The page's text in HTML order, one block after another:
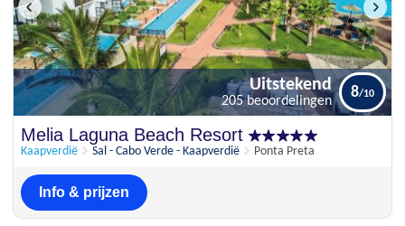
Uitstekend
205 beoordelingen
Melia Laguna Beach Resort
Kaapverdië Sal - Cabo Verde - Kaapverdië Ponta Preta
Uitstekend
205 beoordelingen
8
Info & prijzen